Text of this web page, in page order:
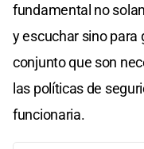
fundamental no
y escuchar sino
conjunto que son
las políticas de
funcionaria.